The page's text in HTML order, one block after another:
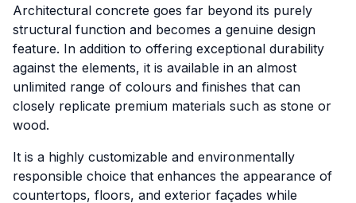
Architectural concrete goes far beyond its purely
structural function and becomes a genuine design
feature. In addition to offering exceptional durability
against the elements, it is available in an almost
unlimited range of colours and finishes that can
closely replicate premium materials such as stone or
wood.
It is a highly customizable and environmentally
responsible choice that enhances the appearance of
countertops, floors, and exterior façades while